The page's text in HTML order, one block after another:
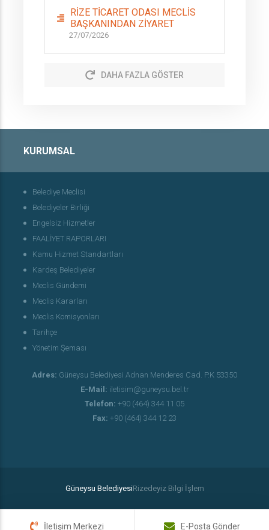
RİZE TİCARET ODASI MECLİS
BAŞKANINDAN ZİYARET
27/07/2026
DAHA FAZLA GÖSTER
KURUMSAL
Belediye Meclisi
Belediyeler Birliği
Engelsiz Hizmetler
FAALİYET RAPORLARI
Kamu Hizmet Standartları
Kardeş Belediyeler
Meclis Gündemi
Meclis Kararları
Meclis Komisyonları
Tarihçe
Yönetim Şeması
Adres: Güneysu Belediyesi Adnan Menderes Cad. P.K 53350
E-Mail: iletisim@guneysu.bel.tr
Telefon: +90 (464) 344 11 05
Fax: +90 (464) 344 12 23
Güneysu BelediyesiRizedeyiz Bilgi İşlem
İletişim Merkezi E-Posta Gönder